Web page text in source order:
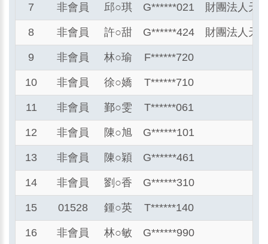
7 非會員 邱○琪 G******021 財團法人天
8 非會員 許○甜 G******424 財團法人天
9 非會員 林○瑜 F******720
10 非會員 徐○嬌 T******710
11 非會員 鄞○雯 T******061
12 非會員 陳○旭 G******101
13 非會員 陳○穎 G******461
14 非會員 劉 ○香 G******310
15 01528 鍾○英 T******140
16 非會員 林○敏 G******990